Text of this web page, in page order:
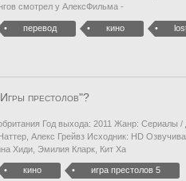
смотрел у АлексФильма -
перевод кино
престолов"?
Год выхода: 2011 Жанр: Сериалы
Алекс Грейвз Исходник: HD
Хиди, Эмилия Кларк, Кит Ха
кино игра престолов 5